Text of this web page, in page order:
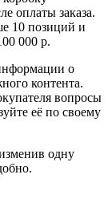
оплаты заказа.
10 позиций и
000 р.
о
контента.
вопросы
её по своему
одну